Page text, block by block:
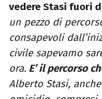
vedere Stasi fuori
un pezzo di
consapevoli
civile sapevamo
ora. E’ il percorso
Alberto Stasi,